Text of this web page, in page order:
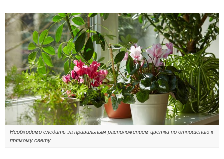
Необходимо следить за правильным расположением цветка по отношению к
прямому свету